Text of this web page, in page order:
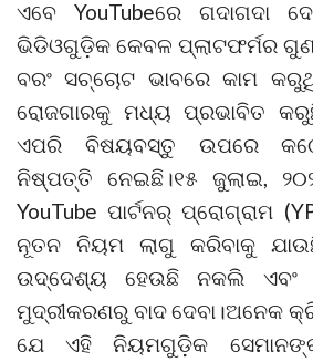
ଏବେ YouTubeରେ ଗଦାଗଦା
ଭିଡିଓଗୁଡ଼ିକ କେବଳ ପ୍ଲାଟଫର୍ମର
ବରଂ ସଚ୍ଚୋଟ ଭାବରେ କାମ
ରୋଜଗାରକୁ ମଧ୍ୟ ପ୍ରଭାବିତ
ଏପରି ବିଷୟବସ୍ତୁ ଉପରେ
ନିଷ୍ପତ୍ତି ନେଇଛି।୧୫ ଜୁଲାଇ,
YouTube ପାର୍ଟନର୍ ପ୍ରୋଗ୍ରାମ
ନୂତନ ନିୟମ ଲାଗୁ କରିବାକୁ
ଉଦ୍ଦେଶ୍ୟ ହେଉଛି ନକଲି ଏବଂ
ମୁଦ୍ରୀକରଣରୁ ବାଦ ଦେବା।ଅନେକ
ଯେ ଏହି ନିୟମଗୁଡ଼ିକ